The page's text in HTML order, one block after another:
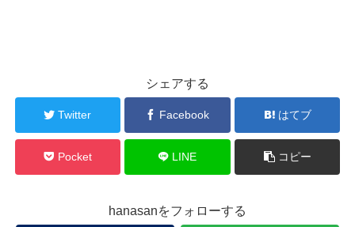
シェアする
Twitter Facebook はてブ
Pocket LINE コピー
hanasanをフォローする